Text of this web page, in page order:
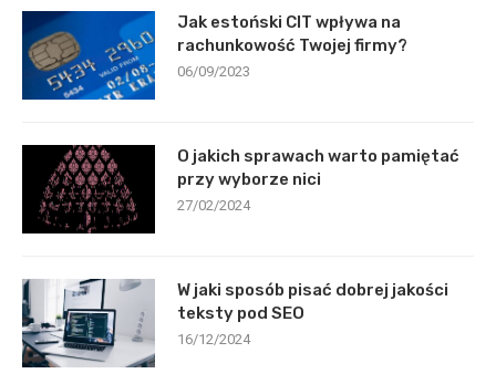
Jak estoński CIT wpływa na
rachunkowość Twojej firmy?
06/09/2023
O jakich sprawach warto pamiętać
przy wyborze nici
27/02/2024
W jaki sposób pisać dobrej jakości
teksty pod SEO
16/12/2024